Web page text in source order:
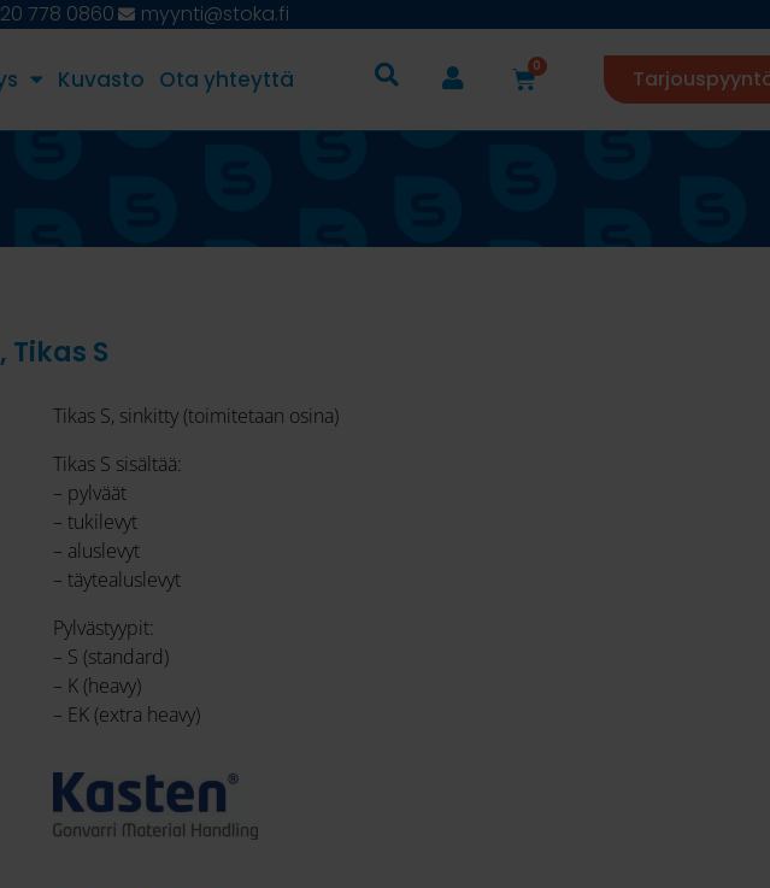
778 0860 myynti@stoka.fi
Kuvasto Ota yhteyttä 0
S
Tikas S, sinkitty (toimitetaan osina)
Tikas S sisältää:
– pylväät
– tukilevyt
– aluslevyt
– täytealuslevyt
Pylvästyypit:
– S (standard)
– K (heavy)
– EK (extra heavy)